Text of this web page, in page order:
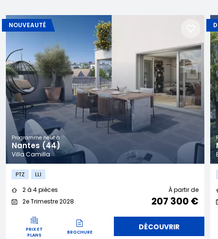
Programme neuf à
Nantes (44)
Villa Camilla
NOUVEAUTÉ
PTZ LLI
2 à 4 pièces
2e Trimestre 2028
À partir de
207 300 €
PRIX ET
PLANS
BROCHURE
DÉCOUVRIR